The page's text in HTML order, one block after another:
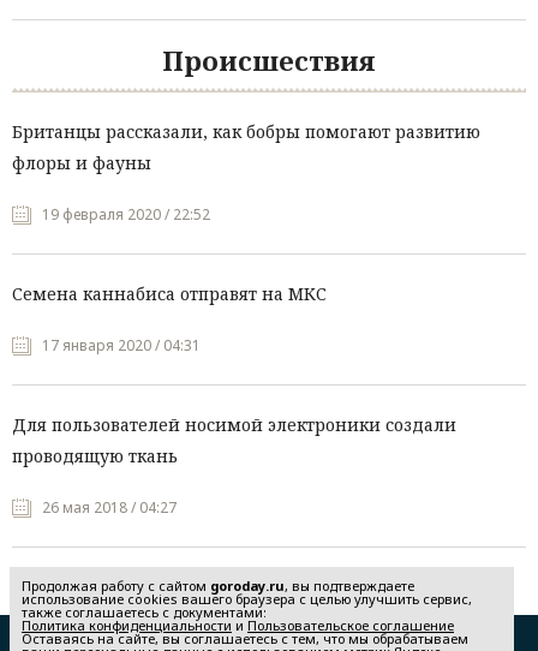
Происшествия
Британцы рассказали, как бобры помогают развитию
флоры и фауны
19 февраля 2020 / 22:52
Семена каннабиса отправят на МКС
17 января 2020 / 04:31
Для пользователей носимой электроники создали
проводящую ткань
26 мая 2018 / 04:27
Продолжая работу с сайтом goroday.ru, вы подтверждаете
использование cookies вашего браузера с целью улучшить сервис,
также соглашаетесь с документами:
Политика конфиденциальности и Пользовательское соглашение
Оставаясь на сайте, вы соглашаетесь с тем, что мы обрабатываем